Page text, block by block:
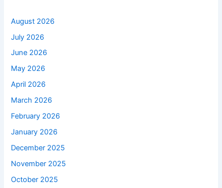
August 2026
July 2026
June 2026
May 2026
April 2026
March 2026
February 2026
January 2026
December 2025
November 2025
October 2025